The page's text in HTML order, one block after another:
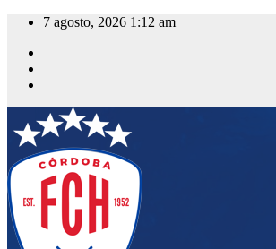
Saltar
contenido
7 agosto, 2026 1:12 am